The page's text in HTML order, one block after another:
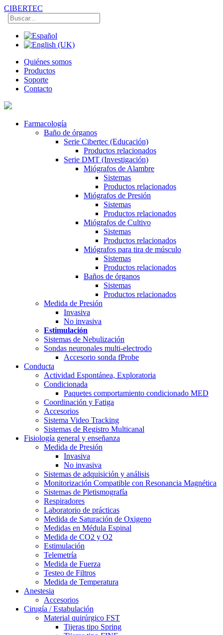
CIBERTEC
Quiénes somos
Productos
Soporte
Contacto
Farmacología
Baño de órganos
Serie Cibertec (Educación)
Productos relacionados
Serie DMT (Investigación)
Miógrafos de Alambre
Sistemas
Productos relacionados
Miógrafos de Presión
Sistemas
Productos relacionados
Miógrafos de Cultivo
Sistemas
Productos relacionados
Miógrafos para tira de músculo
Sistemas
Productos relacionados
Baños de órganos
Sistemas
Productos relacionados
Medida de Presión
Invasiva
No invasiva
Estimulación
Sistemas de Nebulización
Sondas neuronales multi-electrodo
Accesorio sonda fProbe
Conducta
Actividad Espontánea, Exploratoria
Condicionada
Paquetes comportamiento condicionado MED
Coordinación y Fatiga
Accesorios
Sistema Video Tracking
Sistemas de Registro Multicanal
Fisiología general y enseñanza
Medida de Presión
Invasiva
No invasiva
Sistemas de adquisición y análisis
Monitorización Compatible con Resonancia Magnética
Sistemas de Pletismografía
Respiradores
Laboratorio de prácticas
Medida de Saturación de Oxigeno
Medidas en Médula Espinal
Medida de CO2 y O2
Estimulación
Telemetría
Medida de Fuerza
Testeo de Filtros
Medida de Temperatura
Anestesia
Accesorios
Cirugía / Estabulación
Material quirúrgico FST
Tijeras tipo Spring